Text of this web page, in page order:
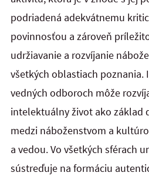
podriadená adekvátnemu
povinnosťou a zároveň
udržiavanie a rozvíjanie
všetkých oblastiach poznania.
vedných odboroch môže
intelektuálny život ako základ
medzi náboženstvom a
a vedou. Vo všetkých sférach
sústreďuje na formáciu